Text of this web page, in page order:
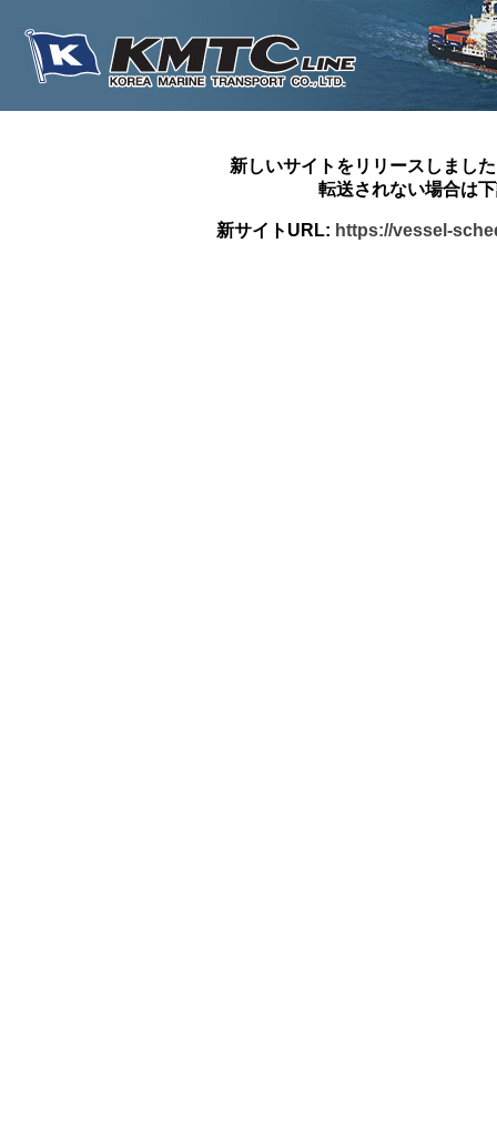
新しいサイトをリリースしまし
転送されない場合は
新サイトURL: https://vessel-